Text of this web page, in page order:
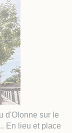
d'Olonne sur le
En lieu et place